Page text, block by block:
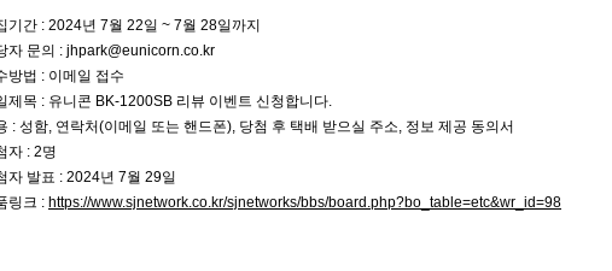
기간 : 2024년 7월 22일 ~ 7월 28일까지
자 문의 : jhpark@eunicorn.co.kr
방법 : 이메일 접수
제목 : 유니콘 BK-1200SB 리뷰 이벤트 신청합니다.
: 성함, 연락처(이메일 또는 핸드폰), 당첨 후 택배 받으실 주소, 정보 제공 동의서
자 : 2명
자 발표 : 2024년 7월 29일
링크 : https://www.sjnetwork.co.kr/sjnetworks/bbs/board.php?bo_table=etc&wr_id=98
휴… 유니콘 TH-601C(6IN…